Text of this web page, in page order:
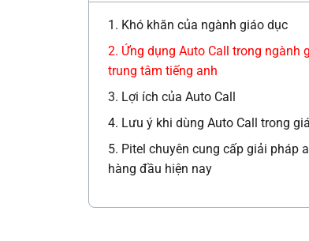
1. Khó khăn của ngành giáo dục
2. Ứng dụng Auto Call trong ngành
trung tâm tiếng anh
3. Lợi ích của Auto Call
4. Lưu ý khi dùng Auto Call trong
5. Pitel chuyên cung cấp giải pháp
hàng đầu hiện nay